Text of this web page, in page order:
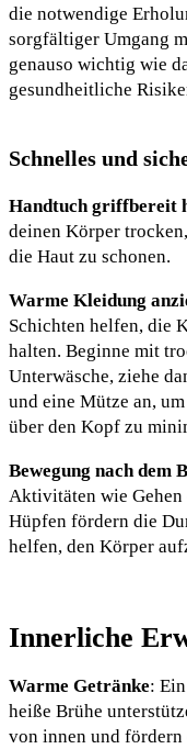
die notwendige
sorgfältiger Umgang
genauso wichtig wie
gesundheitliche
Schnelles und
Handtuch griffbereit
deinen Körper
die Haut zu schonen.
Warme Kleidung
Schichten helfen, die
halten. Beginne mit
Unterwäsche, ziehe
und eine Mütze an,
über den Kopf zu
Bewegung nach dem
Aktivitäten wie Gehen
Hüpfen fördern die
helfen, den Körper
Innerliche
Warme Getränke:
heiße Brühe
von innen und